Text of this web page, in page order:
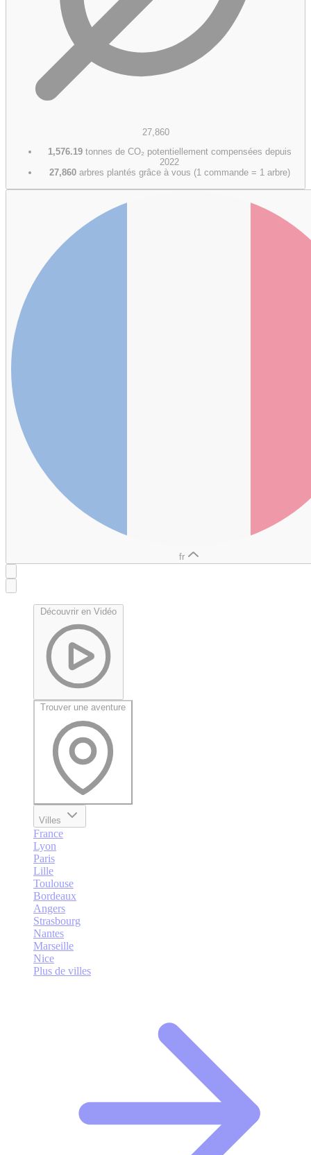
27,860
1,576.19tonnes de CO₂ potentiellement compensées depuis
2022
27,860 arbres plantés grâce à vous (1 commande = 1 arbre)
fr
Découvrir en Vidéo
Trouver une aventure
Villes
France
Lyon
Paris
Lille
Toulouse
Bordeaux
Angers
Strasbourg
Nantes
Marseille
Nice
Plus de villes